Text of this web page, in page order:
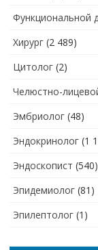
Функциональной
Хирург (2 489)
Цитолог (2)
Челюстно-
Эмбриолог (48)
Эндокринолог (1
Эндоскопист (540)
Эпидемиолог (81)
Эпилептолог (1)